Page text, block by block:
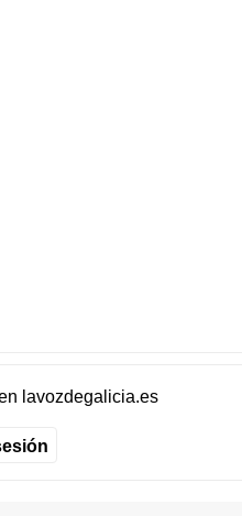
lavozdegalicia.es